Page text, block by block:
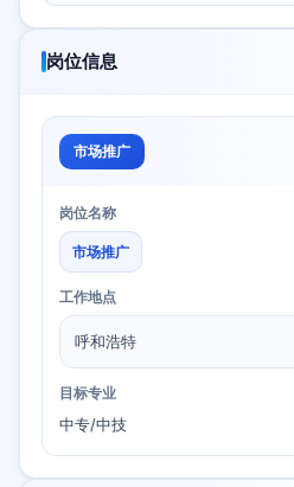
岗位信息
市场推广
岗位名称
市场推广
工作地点
呼和浩特
目标专业
中专/中技